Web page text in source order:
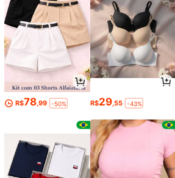
R$78,99 -50% R$29,55 -43%